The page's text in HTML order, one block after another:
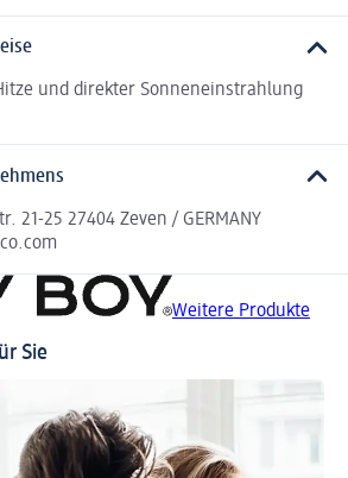
und direkter Sonneneinstrahlung
21-25 27404 Zeven / GERMANY
Weitere Produkte
Sie